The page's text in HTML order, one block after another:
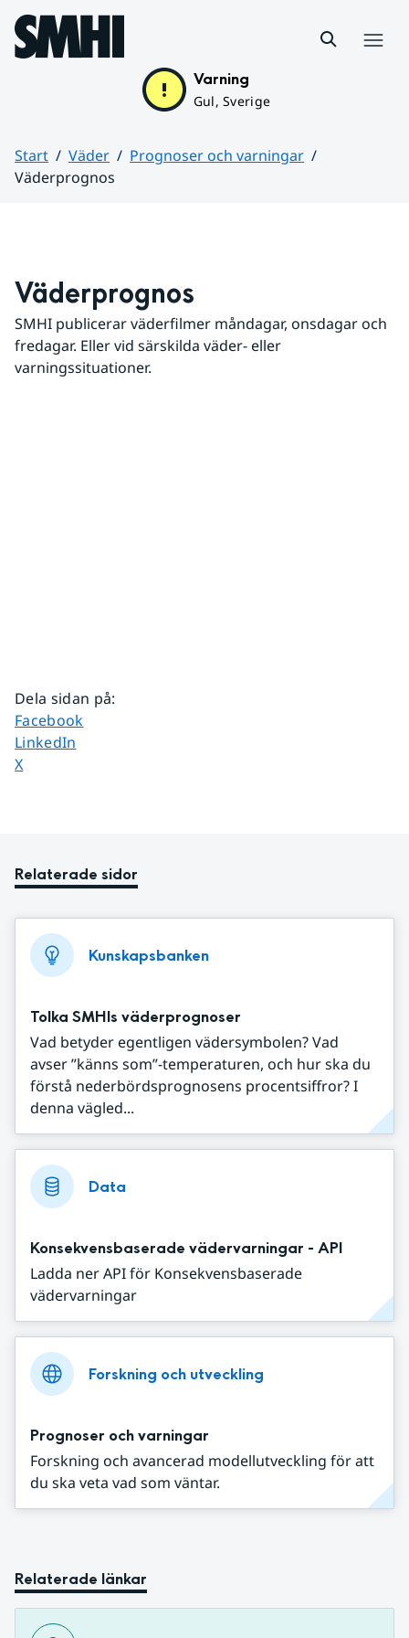
Hoppa till sidans innehåll
Varning
Gul, Sverige
Start Väder
Prognoser och varningar
Väderprognos
Väderprognos
SMHI publicerar väderfilmer måndagar, onsdagar och
fredagar. Eller vid särskilda väder- eller
varningssituationer.
Dela sidan på:
Dela sidan på
Facebook
Dela sidan på
LinkedIn
Dela sidan på
X
Relaterade sidor
Kunskapsbanken
Tolka SMHIs väderprognoser
Vad betyder egentligen vädersymbolen? Vad
avser ”känns som”-temperaturen, och hur ska du
förstå nederbördsprognosens procentsiffror? I
denna vägled...
Data
Konsekvensbaserade vädervarningar - API
Ladda ner API för Konsekvensbaserade
vädervarningar
Forskning och utveckling
Prognoser och varningar
Forskning och avancerad modellutveckling för att
du ska veta vad som väntar.
Relaterade länkar